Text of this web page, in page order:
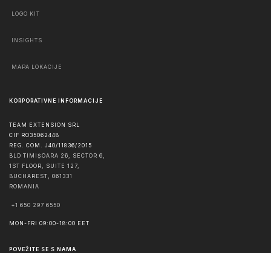
LOGO KIT
INSIGHTS
MAPA LOKACIJE
KORPORATIVNE INFORMACIJE
TEAM EXTENSION SRL
CIF RO35062448
REG. COM. J40/11836/2015
BLD TIMIȘOARA 26, SECTOR 6,
1ST FLOOR, SUITE 127,
BUCHAREST
061331
ROMANIA
+1 650 297 6550
MON-FRI 09:00-18:00 EET
POVEŽITE SE S NAMA